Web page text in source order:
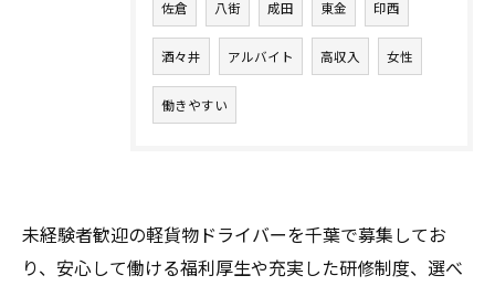
佐倉 八街 成田 東金 印西
酒々井 アルバイト 高収入 女性
働きやすい
未経験者歓迎の軽貨物ドライバーを千葉で募集してお
り、安心して働ける福利厚生や充実した研修制度、選べ